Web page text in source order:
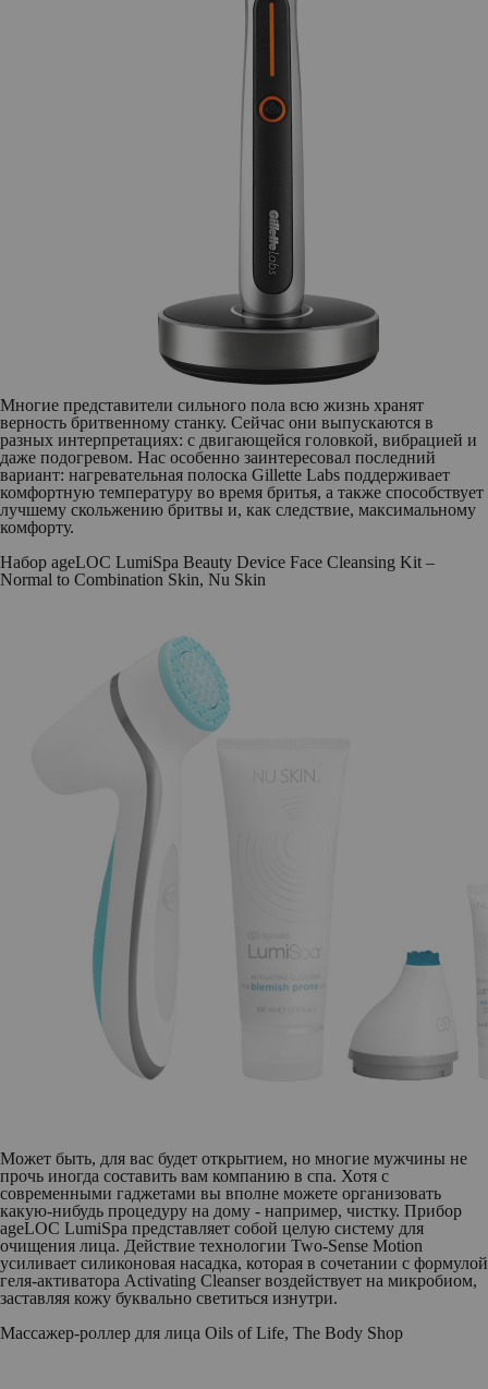
Многие представители сильного пола всю жизнь хранят
верность бритвенному станку. Сейчас они выпускаются в
разных интерпретациях: с двигающейся головкой, вибрацией и
даже подогревом. Нас особенно заинтересовал последний
вариант: нагревательная полоска Gillette Labs поддерживает
комфортную температуру во время бритья, а также способствует
лучшему скольжению бритвы и, как следствие, максимальному
комфорту.
Набор ageLOC LumiSpa Beauty Device Face Cleansing Kit –
Normal to Combination Skin, Nu Skin
Может быть, для вас будет открытием, но многие мужчины не
прочь иногда составить вам компанию в спа. Хотя с
современными гаджетами вы вполне можете организовать
какую-нибудь процедуру на дому - например, чистку. Прибор
ageLOC LumiSpa представляет собой целую систему для
очищения лица. Действие технологии Two-Sense Motion
усиливает силиконовая насадка, которая в сочетании с формулой
геля-активатора Activating Cleanser воздействует на микробиом,
заставляя кожу буквально светиться изнутри.
Массажер-роллер для лица Oils of Life, The Body Shop